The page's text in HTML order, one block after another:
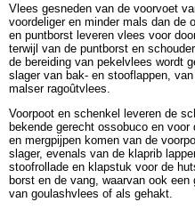
Vlees gesneden van de voorvoet
voordeliger en minder mals dan de
en puntborst leveren vlees voor
terwijl van de puntborst en
de bereiding van pekelvlees wordt
slager van bak- en stooflappen,
malser ragoûtvlees.
Voorpoot en schenkel leveren de
bekende gerecht ossobuco en
en mergpijpen komen van de
slager, evenals van de klaprib
stoofrollade en klapstuk voor de
borst en de vang, waarvan ook
van goulashvlees of als gehakt.